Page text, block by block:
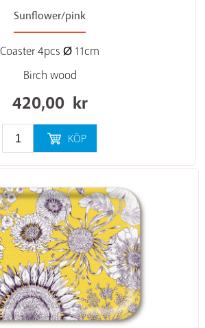
Sunflower/pink
Coaster 4pcs Ø 11cm
Birch wood
420,00 kr
KÖP